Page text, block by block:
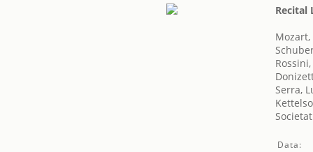
Recital
Serra,
Data: